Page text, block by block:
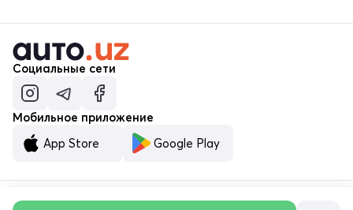
Социальные сети
Мобильное приложение
App Store
Google Play